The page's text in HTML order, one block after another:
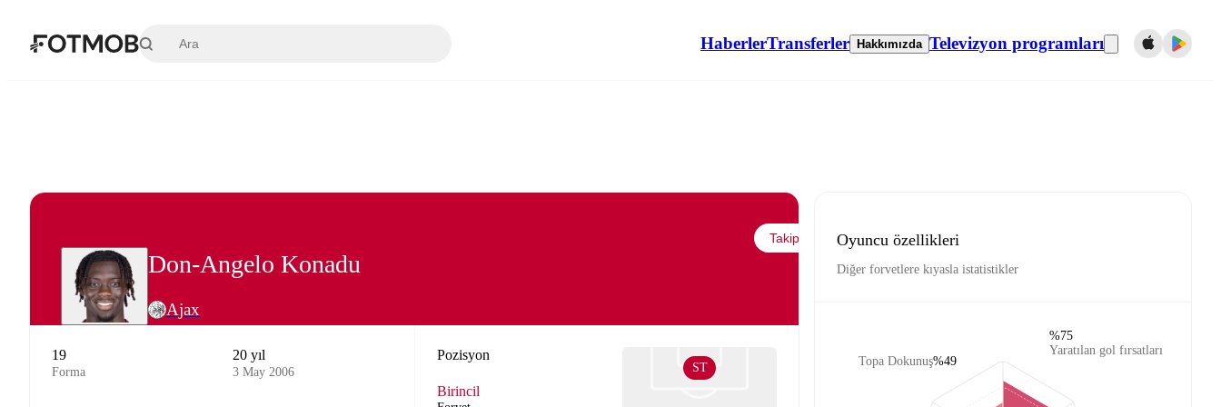
HaberlerTransferler Hakkımızda Televizyon programları
Don-Angelo Konadu
Ajax
Takip et
19
Forma
20 yıl
3 May 2006
Pozisyon
Birincil
ST
Oyuncu özellikleri
Diğer forvetlere kıyasla istatistikler
Topa Dokunuş%49
Yaratılan gol fırsatları
%75